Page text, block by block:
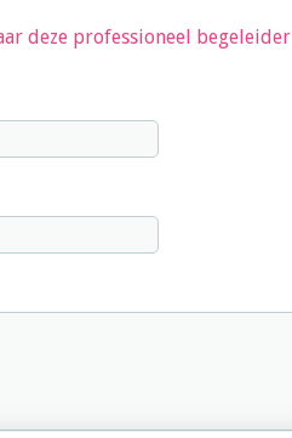
deze professioneel begeleider